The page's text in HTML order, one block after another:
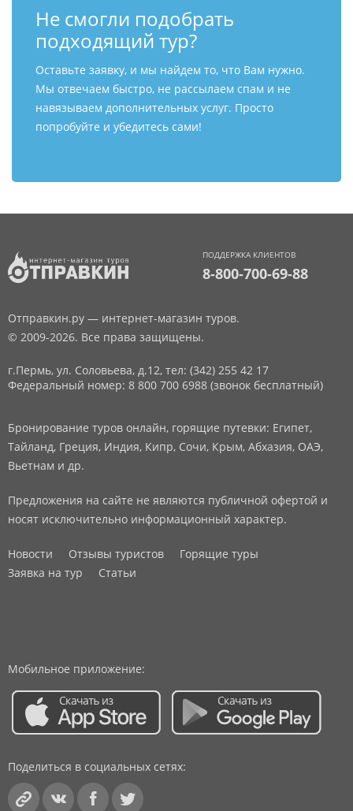
Не смогли подобрать
подходящий тур?
Оставьте заявку, и мы найдем то, что Вам нужно.
Мы отвечаем быстро, не рассылаем спам и не
навязываем дополнительных услуг. Просто
попробуйте и убедитесь сами!
ПОДДЕРЖКА КЛИЕНТОВ
8-800-700-69-88
Отправкин.ру — интернет-магазин туров.
© 2009-2026. Все права защищены.
г.Пермь, ул. Соловьева, д.12, тел: (342) 255 42 17
Федеральный номер: 8 800 700 6988 (звонок бесплатный)
Бронирование туров онлайн, горящие путевки: Египет,
Тайланд, Греция, Индия, Кипр, Сочи, Крым, Абхазия, ОАЭ,
Вьетнам и др.
Предложения на сайте не являются публичной офертой и
носят исключительно информационный характер.
Новости Отзывы туристов
Горящие туры
Заявка на тур
Статьи
Мобильное приложение:
Поделиться в социальных сетях: